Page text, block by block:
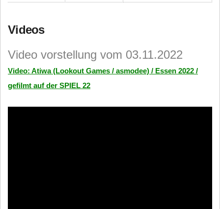
Videos
Video vorstellung vom 03.11.2022
Video: Atiwa (Lookout Games / asmodee) / Essen 2022 /
gefilmt auf der SPIEL 22